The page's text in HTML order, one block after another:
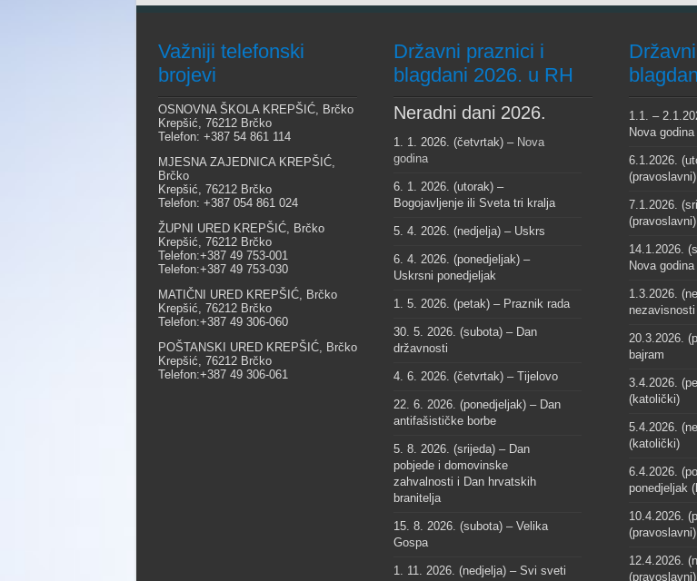
Važniji telefonski
brojevi
OSNOVNA ŠKOLA KREPŠIĆ, Brčko
Krepšić, 76212 Brčko
Telefon: +387 54 861 114
MJESNA ZAJEDNICA KREPŠIĆ,
Brčko
Krepšić, 76212 Brčko
Telefon: +387 054 861 024
ŽUPNI URED KREPŠIĆ, Brčko
Krepšić, 76212 Brčko
Telefon:+387 49 753-001
Telefon:+387 49 753-030
MATIČNI URED KREPŠIĆ, Brčko
Krepšić, 76212 Brčko
Telefon:+387 49 306-060
POŠTANSKI URED KREPŠIĆ, Brčko
Krepšić, 76212 Brčko
Telefon:+387 49 306-061
Državni praznici i
blagdani 2026. u RH
Neradni dani 2026.
1. 1. 2026. (četvrtak) – Nova
godina
6. 1. 2026. (utorak) –
Bogojavljenje ili Sveta tri kralja
5. 4. 2026. (nedjelja) – Uskrs
6. 4. 2026. (ponedjeljak) –
Uskrsni ponedjeljak
1. 5. 2026. (petak) – Praznik rada
30. 5. 2026. (subota) – Dan
državnosti
4. 6. 2026. (četvrtak) – Tijelovo
22. 6. 2026. (ponedjeljak) – Dan
antifašističke borbe
5. 8. 2026. (srijeda) – Dan
pobjede i domovinske
zahvalnosti i Dan hrvatskih
branitelja
15. 8. 2026. (subota) – Velika
Gospa
1. 11. 2026. (nedjelja) – Svi sveti
1.1. –
Nova godina
6.1.2026.
(pravoslavni)
7.1.2026.
(pravoslavni)
14.1.2026.
Nova godina
1.3.2026.
nezavisnosti
20.3.2026.
bajram
3.4.2026.
(katolički)
5.4.2026.
(katolički)
6.4.2026.
ponedjeljak
10.4.2026.
(pravoslavni)
12.4.2026.
(pravoslavni)